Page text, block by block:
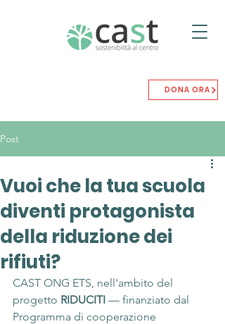
DONA ORA
Post
Vuoi che la tua scuola
diventi protagonista
della riduzione dei
rifiuti?
CAST ONG ETS, nell'ambito del
progetto RIDUCITI — finanziato dal
Programma di cooperazione